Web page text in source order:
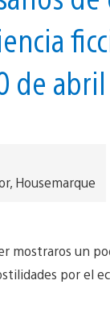
de abril
Housemarque
mostraros un
por el